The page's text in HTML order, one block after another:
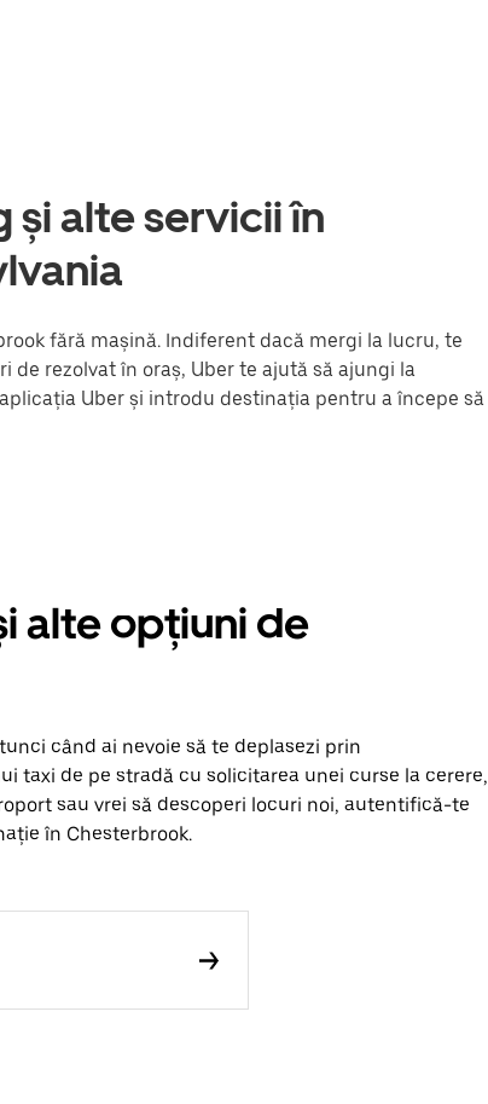
și alte servicii în
fără mașină. Indiferent dacă mergi la lucru, te
rezolvat în oraș, Uber te ajută să ajungi la
Uber și introdu destinația pentru a începe să
alte opțiuni de
când ai nevoie să te deplasezi prin
taxi de pe stradă cu solicitarea unei curse la cerere,
sau vrei să descoperi locuri noi, autentifică-te
în Chesterbrook.